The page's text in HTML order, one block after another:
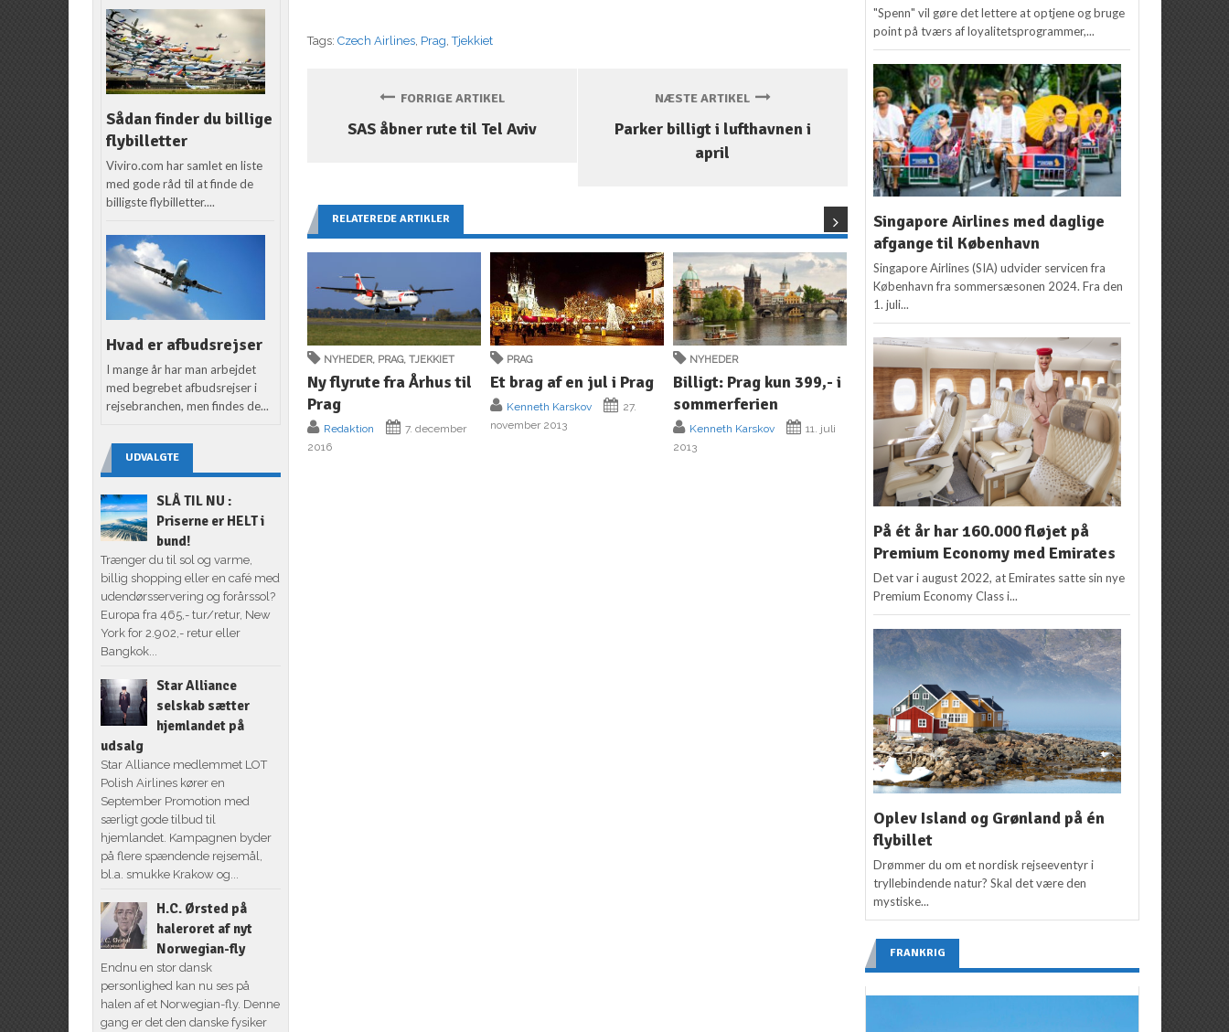
Tags:Czech Airlines Prag ,Tjekkiet
FORRIGE ARTIKEL
SAS åbner rute til Tel Aviv
NÆSTE ARTIKEL
Parker billigt i lufthavnen i
april
RELATEREDE ARTIKLER
NYHEDER, PRAG,TJEKKIET
Ny flyrute fra Århus til
Prag
Redaktion
7. december
2016
PRAG
Et brag af en jul i Prag
Kenneth Karskov
27.
november 2013
NYHEDER
Billigt: Prag kun 399,- i
sommerferien
Kenneth Karskov
11. juli
2013
Europas bedste
julemarked er kåret
Kenneth Karskov
4.
december 2012
NYHEDER
Skynd dig: Super
weekend tilbud til Prag
Kenneth Karskov
november 2012
Sådan finder du billige
flybilletter
Viviro.com har samlet en liste
med gode råd til at finde de
billigste flybilletter....
Hvad er afbudsrejser
I mange år har man arbejdet
med begrebet afbudsrejser i
rejsebranchen, men findes de...
UDVALGTE
SLÅ TIL NU :
Priserne er HELT i
bund!
Trænger du til sol og varme,
billig shopping eller en café med
udendørsservering og forårssol?
Europa fra 465,- tur/retur, New
York for 2.902,- retur eller
Bangkok...
Star Alliance
selskab sætter
hjemlandet på
udsalg
Star Alliance medlemmet LOT
Polish Airlines kører en
September Promotion med
særligt gode tilbud til
hjemlandet. Kampagnen byder
på flere spændende rejsemål,
bl.a. smukke Krakow og...
H.C. Ørsted på
haleroret af nyt
Norwegian-fly
Endnu en stor dansk
personlighed kan nu ses på
halen af et Norwegian-fly. Denne
gang er det den danske fysiker
"Spenn" vil gøre det lettere at optjene og bruge
point på tværs af loyalitetsprogrammer,...
Singapore Airlines med daglige
afgange til København
Singapore Airlines (SIA) udvider servicen fra
København fra sommersæsonen 2024. Fra den
1. juli...
På ét år har 160.000 fløjet på
Premium Economy med Emirates
Det var i august 2022, at Emirates satte sin nye
Premium Economy Class i...
Oplev Island og Grønland på én
flybillet
Drømmer du om et nordisk rejseeventyr i
tryllebindende natur? Skal det være den
mystiske...
FRANKRIG